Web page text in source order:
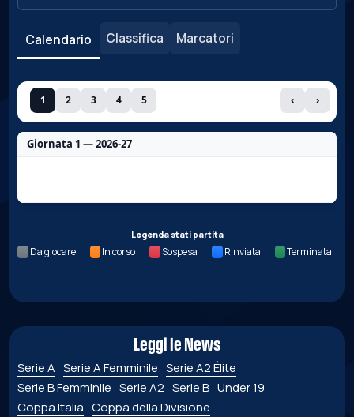
Calendario Classifica Marcatori
1 2 3 4 5 ‹ ›
Giornata 1 — 2026-27
Legenda stati partita
Da giocare In corso Sospesa Rinviata Terminata
Leggi le News
Serie A Serie A Femminile Serie A2 Élite
Serie B Femminile Serie A2 Serie B Under 19
Coppa Italia Coppa della Divisione